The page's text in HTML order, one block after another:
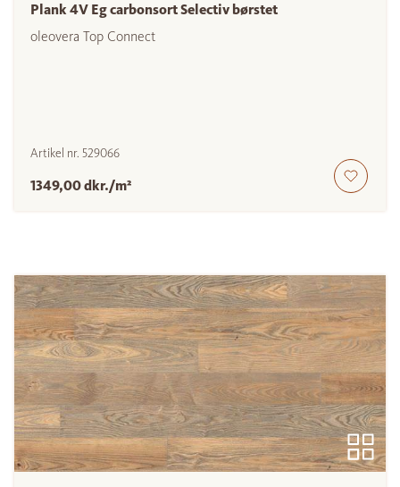
Plank 4V Eg carbonsort Selectiv børstet
oleovera Top Connect
Artikel nr. 529066
1349,00 dkr./m²